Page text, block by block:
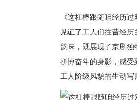
《这杠棒跟随咱经历
见证了工人们往昔经
韵味，既展现了京剧独
拼搏奋斗的身影，感受
工人阶级风貌的生动写